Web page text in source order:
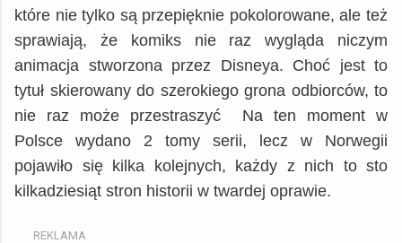
Woblink.com książka 21,24 zł
© BUY.BOX
które nie tylko są przepięknie pokolorowane, ale też
sprawiają, że komiks nie raz wygląda niczym
animacja stworzona przez Disneya. Choć jest to
tytuł skierowany do szerokiego grona odbiorców, to
nie raz może przestraszyć Na ten moment w
Polsce wydano 2 tomy serii, lecz w Norwegii
pojawiło się kilka kolejnych, każdy z nich to sto
kilkadziesiąt stron historii w twardej oprawie.
REKLAMA